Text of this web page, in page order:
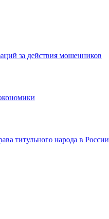
за действия мошенников
титульного народа в России